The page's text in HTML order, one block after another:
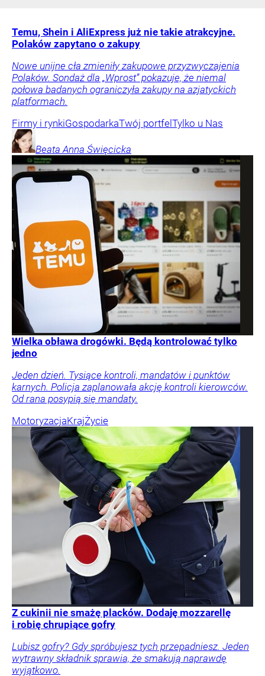
Temu, Shein i AliExpress już nie takie atrakcyjne.
Polaków zapytano o zakupy
Nowe unijne cła zmieniły zakupowe przyzwyczajenia
Polaków. Sondaż dla „Wprost” pokazuje, że niemal
połowa badanych ograniczyła zakupy na azjatyckich
platformach.
Firmy i rynkiGospodarkaTwój portfel Tylko u Nas
Beata Anna Święcicka
Wielka obława drogówki. Będą kontrolować tylko
jedno
Jeden dzień. Tysiące kontroli, mandatów i punktów
karnych. Policja zaplanowała akcję kontroli kierowców.
Od rana posypią się mandaty.
MotoryzacjaKrajŻycie
Z cukinii nie smażę placków. Dodaję mozzarellę
i robię chrupiące gofry
Lubisz gofry? Gdy spróbujesz tych przepadniesz. Jeden
wytrawny składnik sprawia, że smakują naprawdę
wyjątkowo.